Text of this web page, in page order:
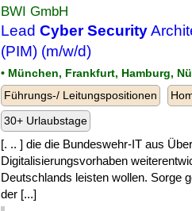
BWI GmbH
Lead Cyber Security
(PIM) (m/w/d)
• München, Frankfurt, Hamburg,
Führungs-/ Leitungspositionen
30+ Urlaubstage
[. .. ] die die Bundeswehr-IT aus
Digitalisierungsvorhaben
Deutschlands leisten wollen. Sorge
der [...]